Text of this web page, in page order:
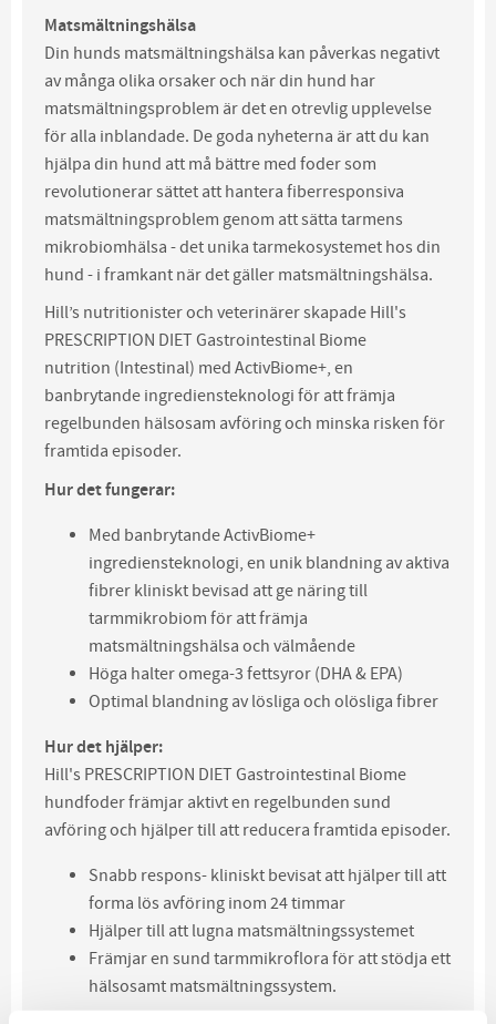
Matsmältningshälsa
Din hunds matsmältningshälsa kan påverkas negativt
av många olika orsaker och när din hund har
matsmältningsproblem är det en otrevlig upplevelse
för alla inblandade. De goda nyheterna är att du kan
hjälpa din hund att må bättre med foder som
revolutionerar sättet att hantera fiberresponsiva
matsmältningsproblem genom att sätta tarmens
mikrobiomhälsa - det unika tarmekosystemet hos din
hund - i framkant när det gäller matsmältningshälsa.
Hill’s nutritionister och veterinärer skapade Hill's
PRESCRIPTION DIET Gastrointestinal Biome
nutrition (Intestinal) med ActivBiome+, en
banbrytande ingrediensteknologi för att främja
regelbunden hälsosam avföring och minska risken för
framtida episoder.
Hur det fungerar:
Med banbrytande ActivBiome+
ingrediensteknologi, en unik blandning av aktiva
fibrer kliniskt bevisad att ge näring till
tarmmikrobiom för att främja
matsmältningshälsa och välmående
Höga halter omega-3 fettsyror (DHA & EPA)
Optimal blandning av lösliga och olösliga fibrer
Hur det hjälper:
Hill's PRESCRIPTION DIET Gastrointestinal Biome
hundfoder främjar aktivt en regelbunden sund
avföring och hjälper till att reducera framtida episoder.
Snabb respons- kliniskt bevisat att hjälper till att
forma lös avföring inom 24 timmar
Hjälper till att lugna matsmältningssystemet
Främjar en sund tarmmikroflora för att stödja ett
hälsosamt matsmältningssystem.